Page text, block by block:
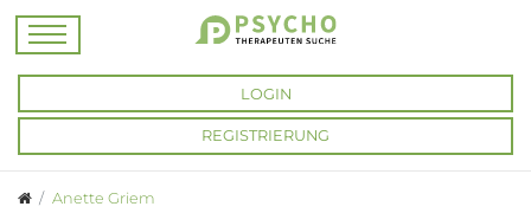
LOGIN
REGISTRIERUNG
Anette Griem